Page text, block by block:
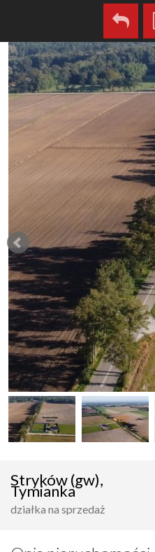
Stryków (gw),
Tymianka
działka na sprzedaż